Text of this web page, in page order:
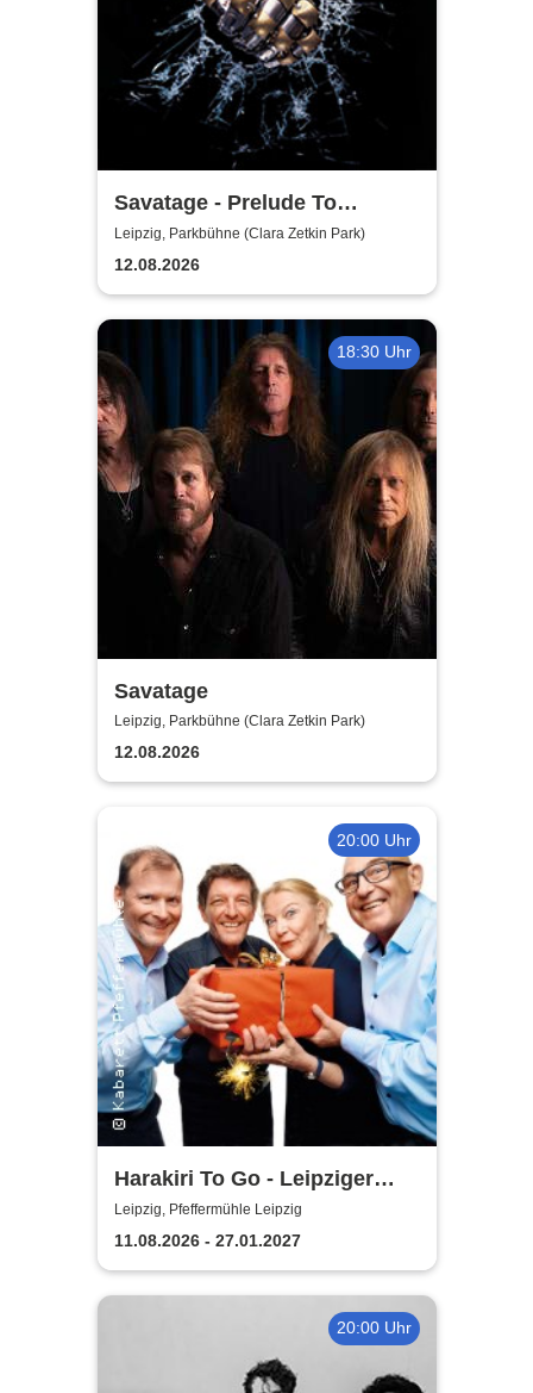
Savatage - Prelude To
Madness - Summer Tour 2026
Leipzig, Parkbühne (Clara Zetkin Park)
12.08.2026
18:30 Uhr
Savatage
Leipzig, Parkbühne (Clara Zetkin Park)
12.08.2026
20:00 Uhr
Harakiri To Go - Leipziger
Pfeffermühle
Leipzig, Pfeffermühle Leipzig
11.08.2026 - 27.01.2027
20:00 Uhr